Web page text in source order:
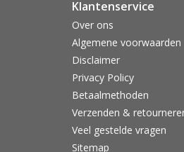
Klantenservice
Over ons
Algemene voorwaarden
Disclaimer
Privacy Policy
Betaalmethoden
Verzenden &
Veel gestelde vragen
Sitemap